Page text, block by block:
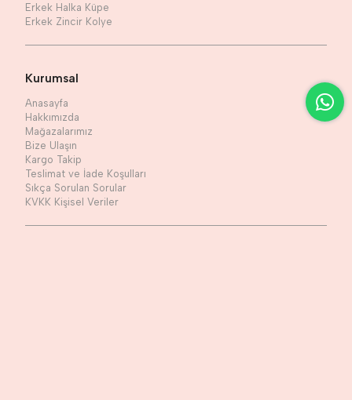
Erkek Halka Küpe
Erkek Zincir Kolye
Kurumsal
Anasayfa
Hakkımızda
Mağazalarımız
Bize Ulaşın
Kargo Takip
Teslimat ve İade Koşulları
Sıkça Sorulan Sorular
KVKK Kişisel Veriler